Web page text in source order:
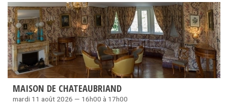
MAISON DE CHATEAUBRIAND
mardi 11 août 2026 — 16h00 à 17h00